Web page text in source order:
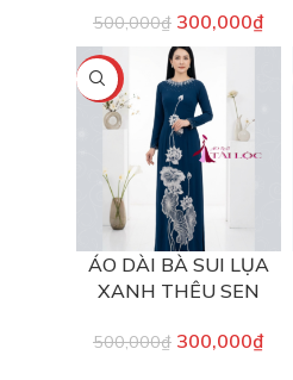
500,000₫ 300,000₫
-40%
ÁO DÀI BÀ SUI LỤA
XANH THÊU SEN
500,000₫ 300,000₫